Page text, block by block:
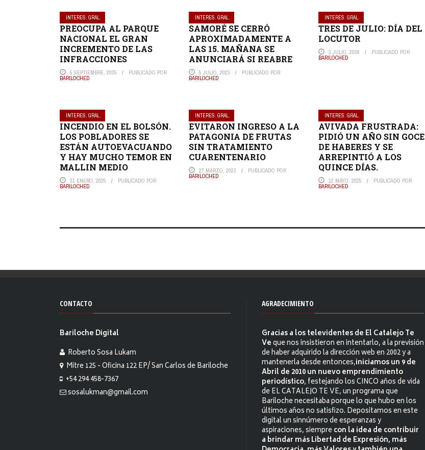
INTERES. GRAL.
PREOCUPA AL PARQUE
NACIONAL EL GRAN
INCREMENTO DE LAS
INFRACCIONES
5 SEPTIEMBRE, 2025 PUBLICADO POR
BARILOCHED
INTERES. GRAL.
SAMORÉ SE CERRÓ
APROXIMADAMENTE A
LAS 15. MAÑANA SE
ANUNCIARÁ SI REABRE
5 JULIO, 2023 PUBLICADO POR
BARILOCHED
INTERES. GRAL.
TRES DE JULIO: DÍA DEL
LOCUTOR
3 JULIO, 2026 PUBLICADO POR
BARILOCHED
INTERES. GRAL.
INCENDIO EN EL BOLSÓN.
LOS POBLADORES SE
ESTÁN AUTOEVACUANDO
Y HAY MUCHO TEMOR EN
MALLIN MEDIO
31 ENERO, 2025 PUBLICADO POR
BARILOCHED
INTERES. GRAL.
EVITARON INGRESO A LA
PATAGONIA DE FRUTAS
SIN TRATAMIENTO
CUARENTENARIO
27 MARZO, 2023 PUBLICADO POR
BARILOCHED
INTERES. GRAL.
AVIVADA FRUSTRADA:
PIDIÓ UN AÑO SIN GOCE
DE HABERES Y SE
ARREPINTIÓ A LOS
QUINCE DÍAS.
12 MAYO, 2025 PUBLICADO POR
BARILOCHED
CONTACTO
Bariloche Digital
Roberto Sosa Lukam
Mitre 125 - Oficina 122 EP/ San Carlos de Bariloche
+54 294 458-7367
sosalukman@gmail.com
AGRADECIMIENTO
Gracias a los televidentes de El Catalejo Te
Veque nos insistieron en intentarlo, a la previsión
de haber adquirido la dirección web en 2002 y a
mantenerla desde entonces,iniciamos un 9 de
Abril de 2010 un nuevo emprendimiento
periodístico, festejando los CINCO años de vida
de EL CATALEJO TE VE, un programa que
Bariloche necesitaba porque lo que hubo en los
últimos años no satisfizo. Depositamos en este
digital un sinnúmero de esperanzas y
aspiraciones, siemprecon la idea de contribuir
a brindar más Libertad de Expresión, más